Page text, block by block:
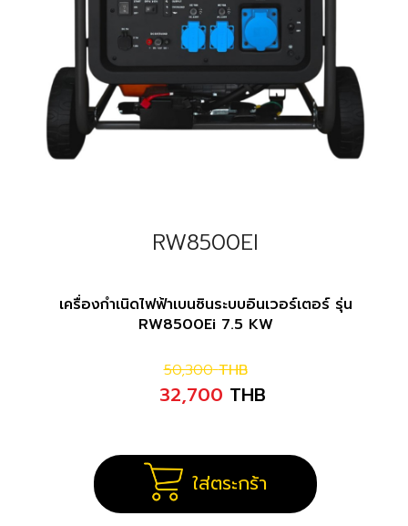
RW8500EI
เครื่องกำเนิดไฟฟ้าเบนซินระบบอินเวอร์เตอร์ รุ่น
RW8500Ei 7.5 KW
50,300 THB
32,700 THB
ใส่ตระกร้า